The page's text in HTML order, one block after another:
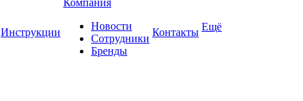
Инструкции
Компания
Новости
Сотрудники
Бренды
Контакты Ещё